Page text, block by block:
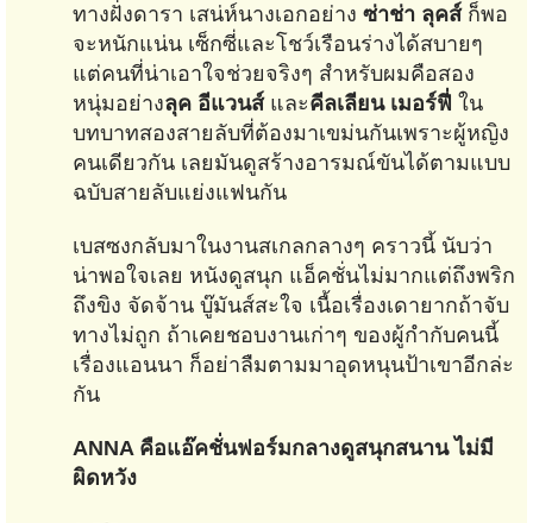
ทางฝั่งดารา เสน่ห์นางเอกอย่าง ซ่าช่า ลุคส์ก็พอ
จะหนักแน่น เซ็กซี่และโชว์เรือนร่างได้สบายๆ
แต่คนที่น่าเอาใจช่วยจริงๆ สำหรับผมคือสอง
หนุ่มอย่างลุค อีแวนส์ และคีลเลียน เมอร์ฟี่ ใน
บทบาทสองสายลับที่ต้องมาเขม่นกันเพราะผู้หญิง
คนเดียวกัน เลยมันดูสร้างอารมณ์ขันได้ตามแบบ
ฉบับสายลับแย่งแฟนกัน
เบสซงกลับมาในงานสเกลกลางๆ คราวนี้ นับว่า
น่าพอใจเลย หนังดูสนุก แอ็คชั่นไม่มากแต่ถึงพริก
ถึงขิง จัดจ้าน บู๊มันส์สะใจ เนื้อเรื่องเดายากถ้าจับ
ทางไม่ถูก ถ้าเคยชอบงานเก่าๆ ของผู้กำกับคนนี้
เรื่องแอนนา ก็อย่าลืมตามมาอุดหนุนป้าเขาอีกล่ะ
กัน
ANNA คือแอ๊คชั่นฟอร์มกลางดูสนุกสนาน ไม่มี
ผิดหวัง